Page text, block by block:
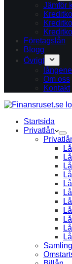
Jämför
Företagslån
Blogg
Övrigt
Om oss
Kontakt
Startsida
Privatlån